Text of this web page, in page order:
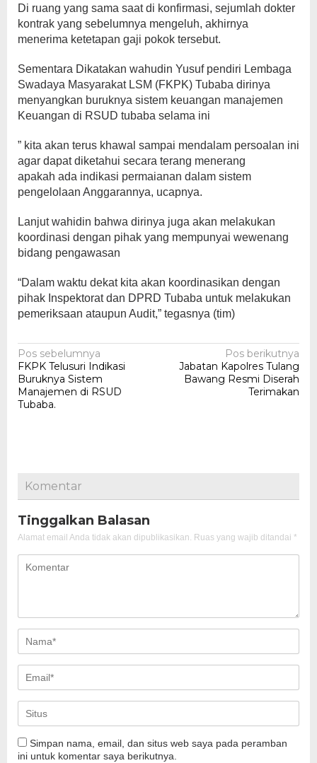
Di ruang yang sama saat di konfirmasi, sejumlah dokter
kontrak yang sebelumnya mengeluh, akhirnya
menerima ketetapan gaji pokok tersebut.
Sementara Dikatakan wahudin Yusuf pendiri Lembaga
Swadaya Masyarakat LSM (FKPK) Tubaba dirinya
menyangkan buruknya sistem keuangan manajemen
Keuangan di RSUD tubaba selama ini
” kita akan terus khawal sampai mendalam persoalan ini
agar dapat diketahui secara terang menerang
apakah ada indikasi permaianan dalam sistem
pengelolaan Anggarannya, ucapnya.
Lanjut wahidin bahwa dirinya juga akan melakukan
koordinasi dengan pihak yang mempunyai wewenang
bidang pengawasan
“Dalam waktu dekat kita akan koordinasikan dengan
pihak Inspektorat dan DPRD Tubaba untuk melakukan
pemeriksaan ataupun Audit,” tegasnya (tim)
Navigasi
pos
Pos sebelumnya
FKPK Telusuri Indikasi
Buruknya Sistem
Manajemen di RSUD
Tubaba.
Pos berikutnya
Jabatan Kapolres Tulang
Bawang Resmi Diserah
Terimakan
Komentar
Tinggalkan Balasan
Alamat email Anda tidak akan dipublikasikan. Ruas yang wajib ditandai *
Simpan nama, email, dan situs web saya pada peramban
ini untuk komentar saya berikutnya.